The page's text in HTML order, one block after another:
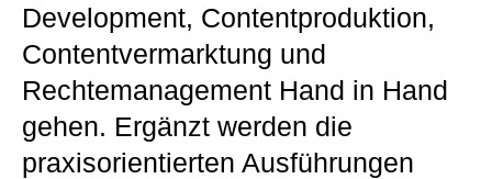
Development, Contentproduktion,
Contentvermarktung und
Rechtemanagement Hand in Hand
gehen. Ergänzt werden die
praxisorientierten Ausführungen